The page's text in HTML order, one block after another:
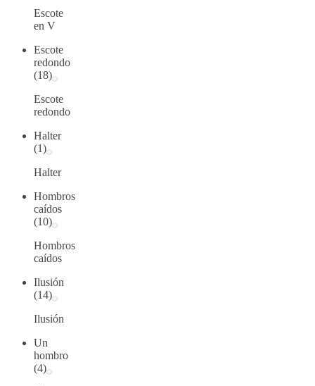
Escote
en V
Escote
redondo
(18)
Escote
redondo
Halter
(1)
Halter
Hombros
caídos
(10)
Hombros
caídos
Ilusión
(14)
Ilusión
Un
hombro
(4)